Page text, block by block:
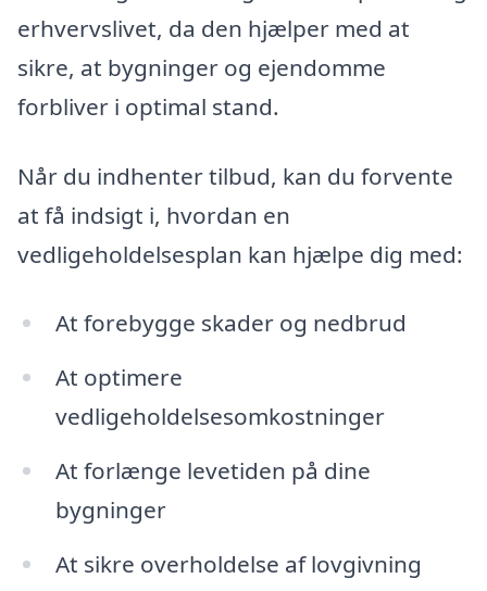
erhvervslivet, da den hjælper med at
sikre, at bygninger og ejendomme
forbliver i optimal stand.
Når du indhenter tilbud, kan du forvente
at få indsigt i, hvordan en
vedligeholdelsesplan kan hjælpe dig med:
At forebygge skader og nedbrud
At optimere
vedligeholdelsesomkostninger
At forlænge levetiden på dine
bygninger
At sikre overholdelse af lovgivning